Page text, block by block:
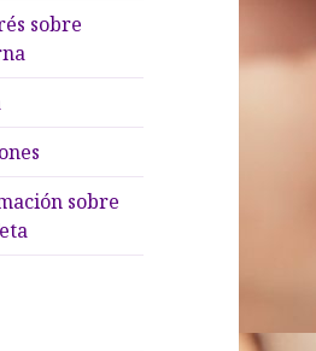
sobre
sobre